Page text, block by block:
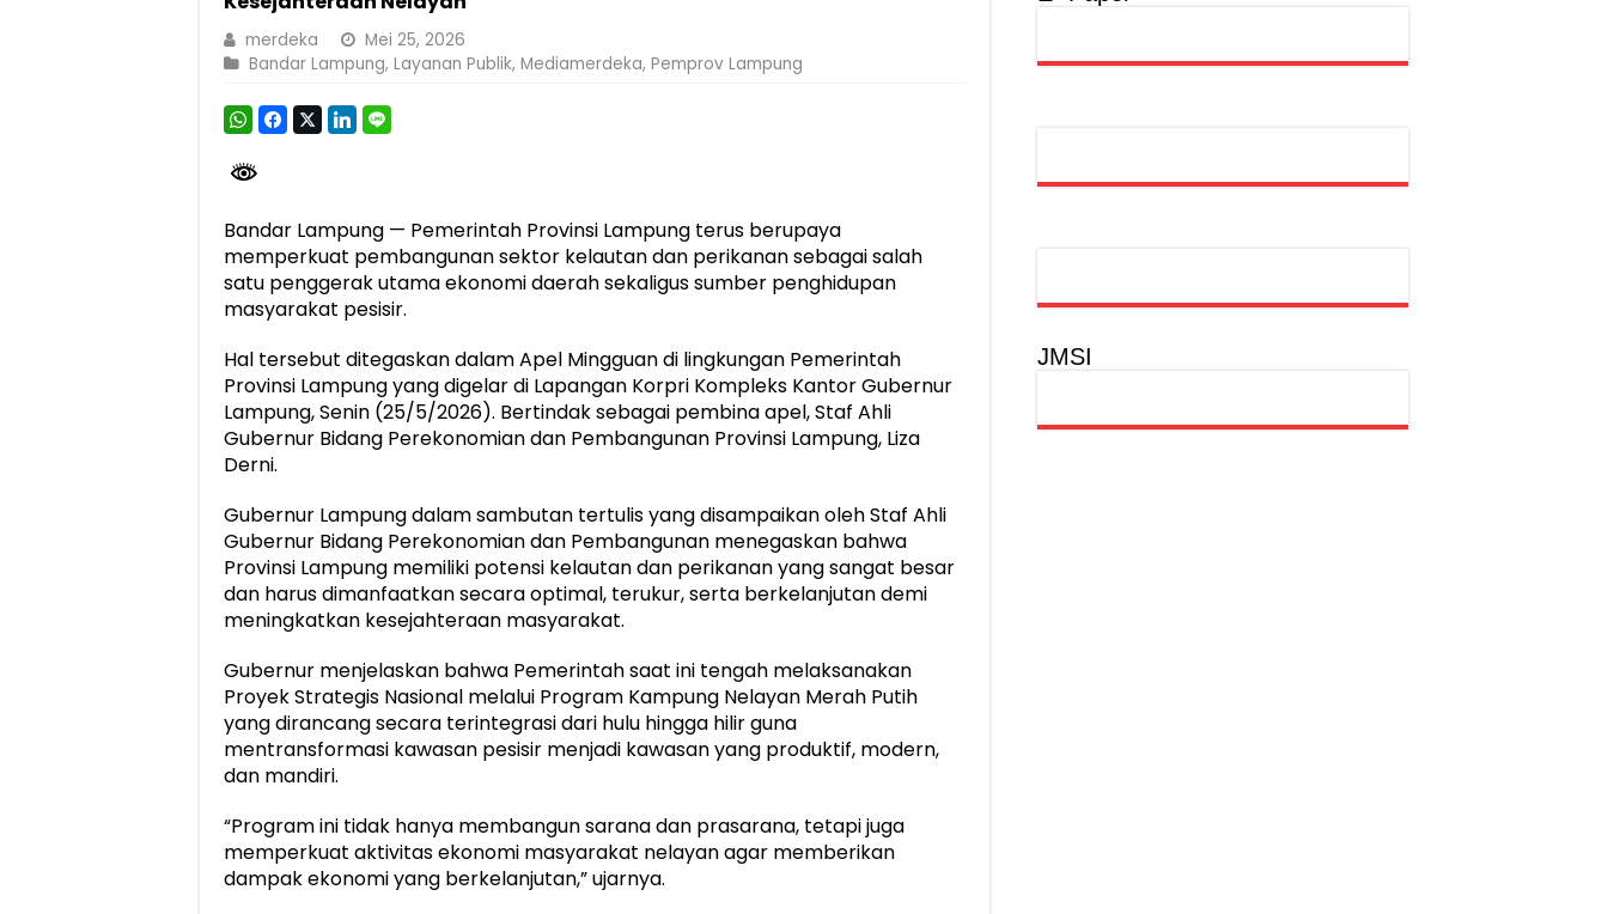
Pemprov Lampung Dukung Penuh Lampung Financial Festival, Perkuat Literasi Keuangan Generasi Muda
Pengesahan Raperda APBD 2025 Jadi Langkah Penguatan Akuntabilitas dan Pembangunan Lampung
merdeka
Mei 25, 2026
Bandar Lampung, Layanan Publik, Mediamerdeka, Pemprov Lampung
Bandar Lampung — Pemerintah Provinsi Lampung terus berupaya
memperkuat pembangunan sektor kelautan dan perikanan sebagai salah
satu penggerak utama ekonomi daerah sekaligus sumber penghidupan
masyarakat pesisir.
Hal tersebut ditegaskan dalam Apel Mingguan di lingkungan Pemerintah
Provinsi Lampung yang digelar di Lapangan Korpri Kompleks Kantor Gubernur
Lampung, Senin (25/5/2026). Bertindak sebagai pembina apel, Staf Ahli
Gubernur Bidang Perekonomian dan Pembangunan Provinsi Lampung, Liza
Derni.
Gubernur Lampung dalam sambutan tertulis yang disampaikan oleh Staf Ahli
Gubernur Bidang Perekonomian dan Pembangunan menegaskan bahwa
Provinsi Lampung memiliki potensi kelautan dan perikanan yang sangat besar
dan harus dimanfaatkan secara optimal, terukur, serta berkelanjutan demi
meningkatkan kesejahteraan masyarakat.
Gubernur menjelaskan bahwa Pemerintah saat ini tengah melaksanakan
Proyek Strategis Nasional melalui Program Kampung Nelayan Merah Putih
yang dirancang secara terintegrasi dari hulu hingga hilir guna
mentransformasi kawasan pesisir menjadi kawasan yang produktif, modern,
dan mandiri.
“Program ini tidak hanya membangun sarana dan prasarana, tetapi juga
memperkuat aktivitas ekonomi masyarakat nelayan agar memberikan
dampak ekonomi yang berkelanjutan,” ujarnya.
JMSI